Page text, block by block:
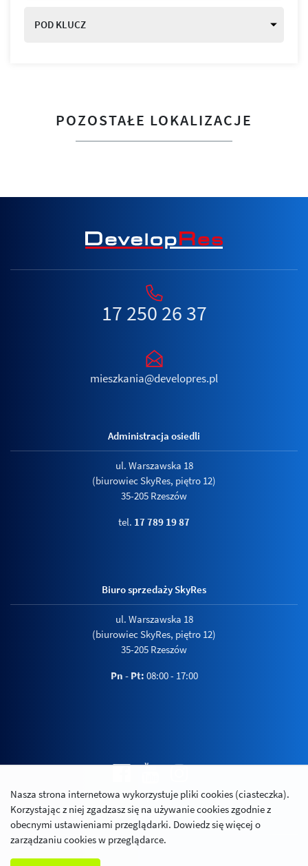
POD KLUCZ
POZOSTAŁE LOKALIZACJE
17 250 26 37
mieszkania@developres.pl
Administracja osiedli
ul. Warszawska 18
(biurowiec SkyRes, piętro 12)
35-205 Rzeszów
tel. 17 789 19 87
Biuro sprzedaży SkyRes
ul. Warszawska 18
(biurowiec SkyRes, piętro 12)
35-205 Rzeszów
Pn - Pt: 08:00 - 17:00
Polityka prywatności
Relacje inwestorskie
Nasza strona internetowa wykorzystuje pliki cookies (ciasteczka).
Korzystając z niej zgadzasz się na używanie cookies zgodnie z
obecnymi ustawieniami przeglądarki. Dowiedz się więcej o
zarządzaniu cookies w przeglądarce.